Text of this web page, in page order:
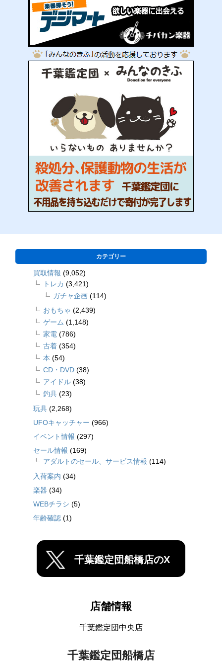
カテゴリー
買取情報 (9,052)
トレカ (3,421)
ガチャ企画 (114)
おもちゃ (2,439)
ゲーム (1,148)
家電 (786)
古着 (354)
本 (54)
CD・DVD (38)
アイドル (38)
釣具 (23)
玩具 (2,268)
UFOキャッチャー (966)
イベント情報 (297)
セール情報 (169)
アダルトのセール、サービス情報 (114)
入荷案内 (34)
楽器 (34)
WEBチラシ (5)
年齢確認 (1)
千葉鑑定団船橋店のX
店舗情報
千葉鑑定団中央店
千葉鑑定団船橋店